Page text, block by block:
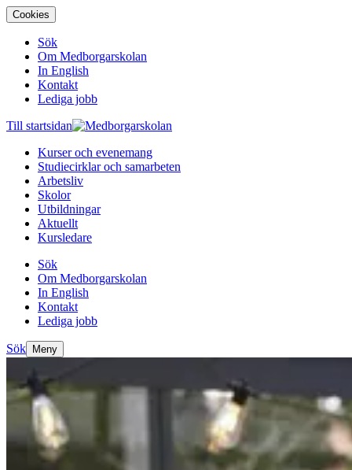
Cookies
Sök
Om Medborgarskolan
In English
Kontakt
Lediga jobb
Till startsidan
Kurser och evenemang
Studiecirklar och samarbeten
Arbetsliv
Skolor
Utbildningar
Aktuellt
Kursledare
Sök
Om Medborgarskolan
In English
Kontakt
Lediga jobb
Sök Meny